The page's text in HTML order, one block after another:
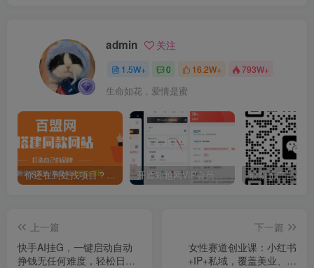
admin 关注
1.5W+ 0 16.2W+ 793W+
生命如花，爱情是蜜
你还在到处找项目？还在当韭菜？我靠卖项目一个月收入5万+，曾经我也是个失败者。 开通知越网VIP会员，尊享全站资源免费下载，享70%的推广提成！！【限时五折优惠】
上一篇
快手AI挂G，一键启动自动
挣钱无任何难度，轻松日入
下一篇
女性赛道创业课：小红书
+IP+私域，覆盖美业、情